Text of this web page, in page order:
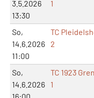
3.5.2026
13:30
1
So,
14.6.2026
11:00
TC
2
So,
14.6.2026
TC 1923
1